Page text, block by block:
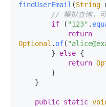
findUserEmail (String
// 模拟查询，
if ( "123" .
return
Optional . of(
        }
else {
return
public static